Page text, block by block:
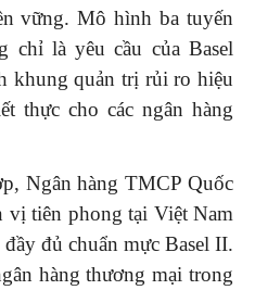
vững. Mô hình ba tuyến
chỉ là yêu cầu của Basel
khung quản trị rủi ro hiệu
thực cho các ngân hàng
Ngân hàng TMCP Quốc
tiên phong tại Việt Nam
đủ chuẩn mực Basel II.
hàng thương mại trong